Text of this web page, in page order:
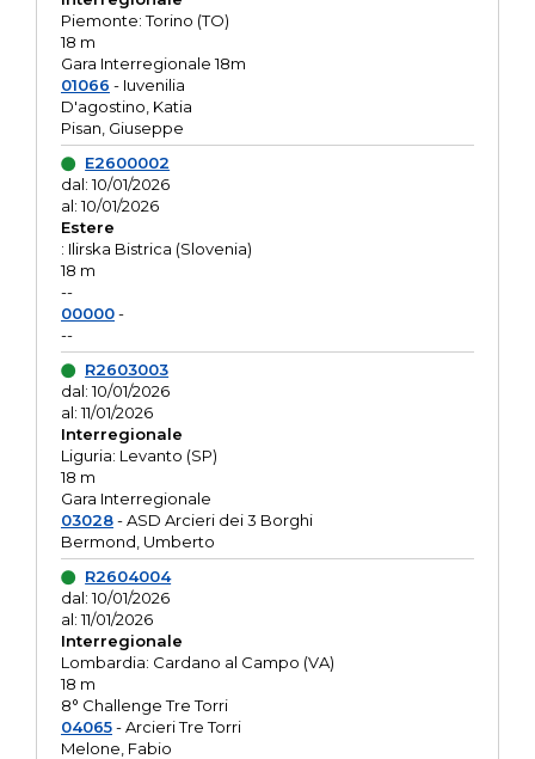
Piemonte: Torino (TO)
18 m
Gara Interregionale 18m
01066 - Iuvenilia
D'agostino, Katia
Pisan, Giuseppe
E2600002
dal: 10/01/2026
al: 10/01/2026
Estere
: Ilirska Bistrica (Slovenia)
18 m
--
00000-
--
R2603003
dal: 10/01/2026
al: 11/01/2026
Interregionale
Liguria: Levanto (SP)
18 m
Gara Interregionale
03028- ASD Arcieri dei 3 Borghi
Bermond, Umberto
R2604004
dal: 10/01/2026
al: 11/01/2026
Interregionale
Lombardia: Cardano al Campo (VA)
18 m
8° Challenge Tre Torri
04065- Arcieri Tre Torri
Melone, Fabio